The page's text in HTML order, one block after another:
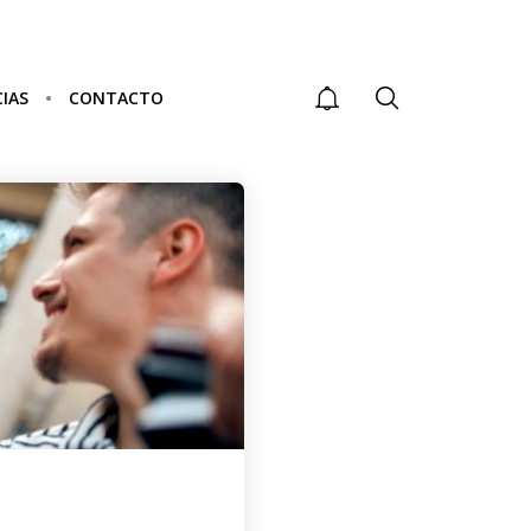
CARRERAS
TÉCNICAS MEJOR
PAGADAS EN
COLOMBIA:
OPCIONES PARA
UN FUTURO
EXITOSO CON
RANGOS
SALARIALES
CONTACTO